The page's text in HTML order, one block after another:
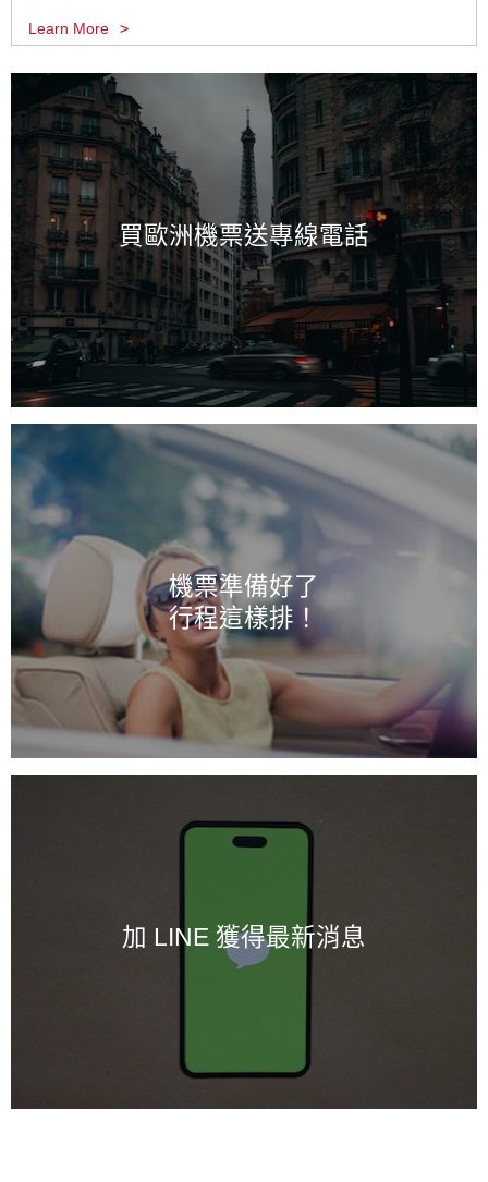
Learn More
買歐洲機票送專線電話
機票準備好了
行程這樣排！
加 LINE 獲得最新消息